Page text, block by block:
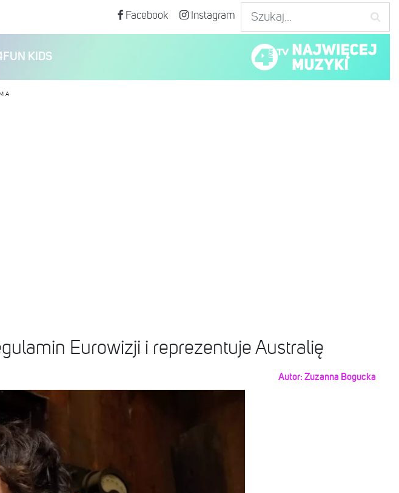
Facebook Instagram
KIDS
Eurowizji i reprezentuje Australię
Autor: Zuzanna Bogucka